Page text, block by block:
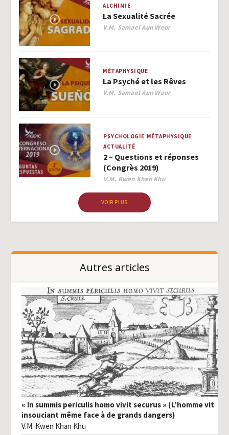
ALCHIMIE
La Sexualité Sacrée
Author
V.M. Samael Aun Weor
MÉTAPHYSIQUE
La Psyché et les Rêves
Author
V.M. Samael Aun Weor
PSYCHOLOGIE MÉTAPHYSIQUE
ACTUALITÉ
2 – Questions et réponses
(Congrès 2019)
Author
V.M. Kwen Khan Khu
VOIR PLUS
Autres articles
« In summis periculis homo vivit securus » (L’homme vit
insouciant même face à de grands dangers)
V.M. Kwen Khan Khu